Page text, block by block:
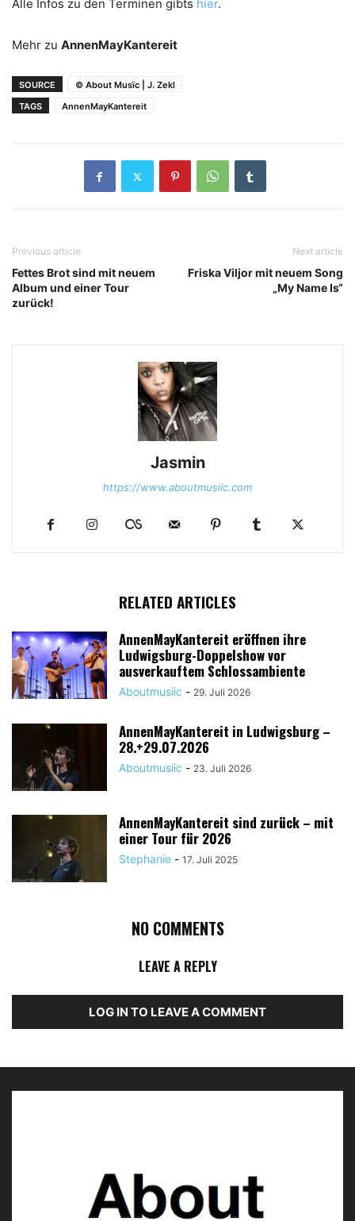
Alle Infos zu den Terminen gibts hier.
Mehr zu AnnenMayKantereit
SOURCE
© About Musïc | J. Zekl
TAGS
AnnenMayKantereit
Previous article
Fettes Brot sind mit neuem
Album und einer Tour
zurück!
Next article
Friska Viljor mit neuem Song
„My Name Is“
Jasmin
https://www.aboutmusiic.com
RELATED ARTICLES
AnnenMayKantereit eröffnen ihre
Ludwigsburg-Doppelshow vor
ausverkauftem Schlossambiente
Aboutmusiic - 29. Juli 2026
AnnenMayKantereit in Ludwigsburg –
28.+29.07.2026
Aboutmusiic - 23. Juli 2026
AnnenMayKantereit sind zurück – mit
einer Tour für 2026
Stephanie - 17. Juli 2025
NO COMMENTS
LEAVE A REPLY
LOG IN TO LEAVE A COMMENT